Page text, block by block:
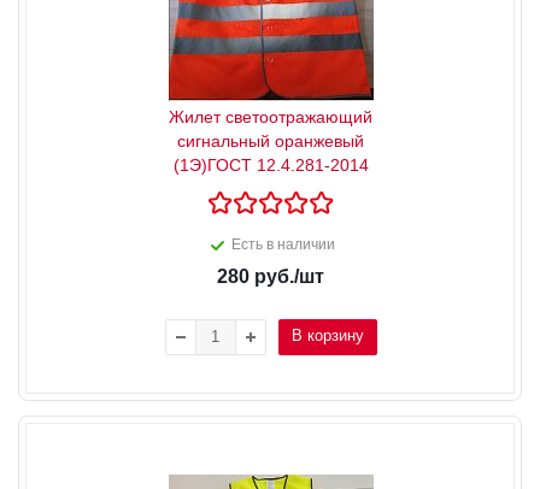
Жилет светоотражающий
сигнальный оранжевый
(1Э)ГОСТ 12.4.281-2014
Есть в наличии
280 руб./шт
В корзину